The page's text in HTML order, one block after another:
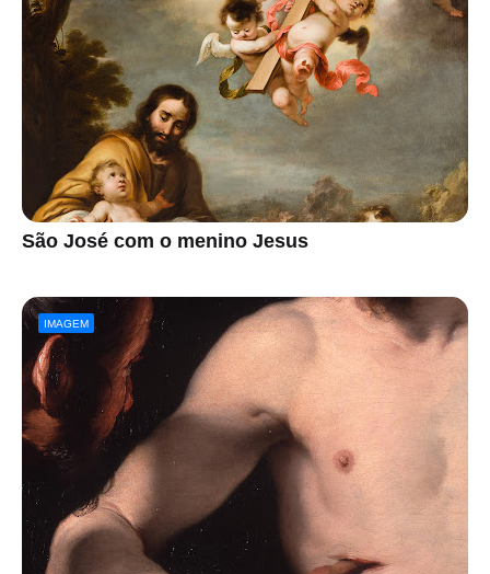
São José com o menino Jesus
IMAGEM